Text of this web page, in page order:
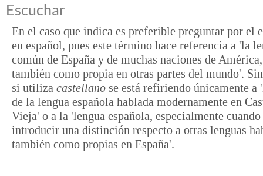
Escuchar
En el caso que indica es preferible preguntar por el
en español, pues este término hace referencia a 'la
común de España y de muchas naciones de
también como propia en otras partes del mundo'.
si utiliza castellano se está refiriendo únicamente a
de la lengua española hablada modernamente en
Vieja' o a la 'lengua española, especialmente
introducir una distinción respecto a otras lenguas
también como propias en España'.